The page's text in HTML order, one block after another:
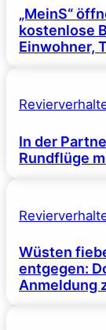
„MeinS“
kostenlose
Einwohner,
In der
Rundflüge
Wüsten
entgegen:
Anmeldung